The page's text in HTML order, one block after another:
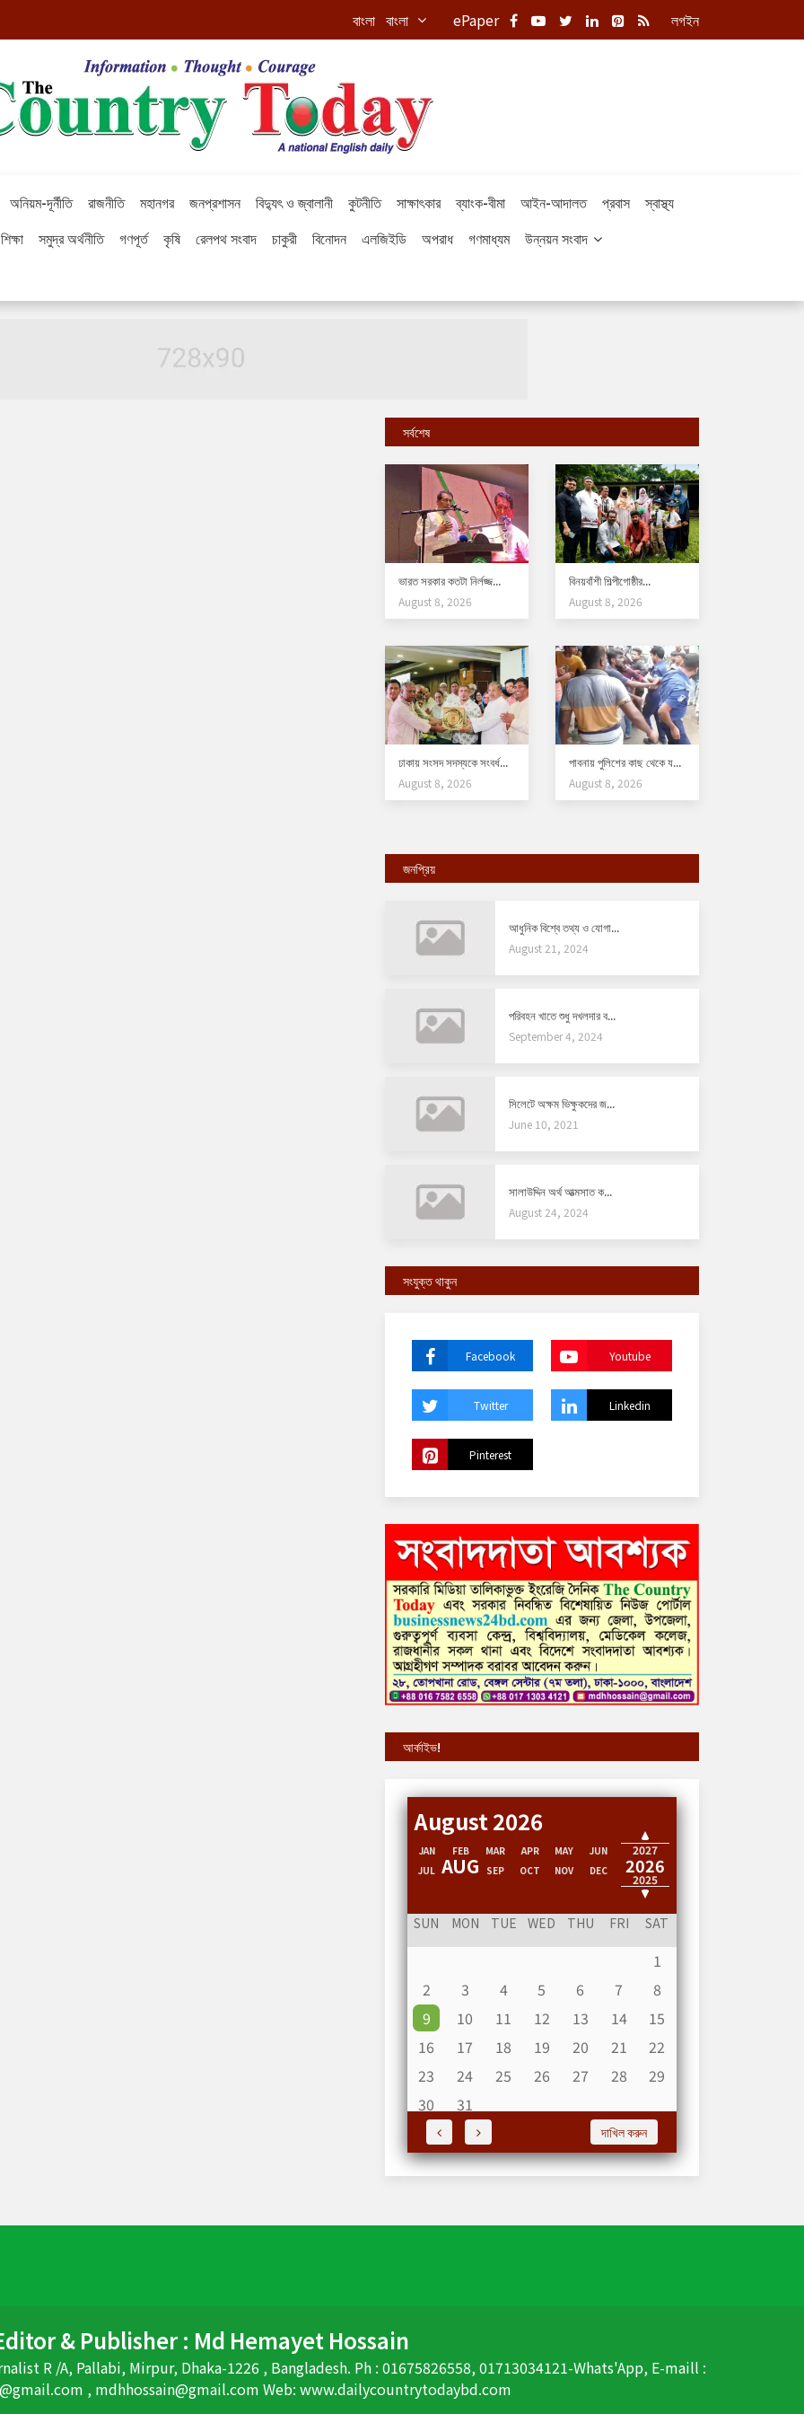
বাংলা বাংলা ePaper লগইন
অনিয়ম-দূর্নীতি রাজনীতি মহানগর জনপ্রশাসন বিদ্যুৎ ও জ্বালানী কুটনীতি সাক্ষাৎকার ব্যাংক-বীমা আইন-আদালত প্রবাস
স্বাস্থ্য
শিক্ষা সমুদ্র অর্থনীতি গণপূর্ত কৃষি রেলপথ সংবাদ চাকুরী বিনোদন এলজিইডি অপরাধ গণমাধ্যম
উন্নয়ন সংবাদ
সর্বশেষ
​ভারত সরকার কতটা নির্লজ্জ...
August 8, 2026
বিনয়বাঁশী শিল্পীগোষ্ঠীর...
August 8, 2026
ঢাকায় সংসদ সদস্যকে সংবর্ধ...
August 8, 2026
পাবনায় পুলিশের কাছ থেকে য...
August 8, 2026
জনপ্রিয়
আধুনিক বিশ্বে তথ্য ও যোগা...
August 21, 2024
পরিবহন খাতে শুধু দখলদার ব...
September 4, 2024
সিলেটে অক্ষম ভিক্ষুকদের জ...
June 10, 2021
সালাউদ্দিন অর্থ আত্মসাত ক...
August 24, 2024
সংযুক্ত থাকুন
Facebook Youtube
Twitter Linkedin
Pinterest
আর্কাইভ!
August 2026
2028
2027
2026
2025
2024
JAN FEB MAR APR MAY
JUN
JUL AUG SEP OCT NOV DEC
SUN MON TUE WED THU FRI SAT
1
2
3 4 5 6 7
8
9
10 11 12 13 14
15
16
17 18 19 20 21
22
23
24 25 26 27 28
29
30
31
দাখিল করুন
& Publisher : Md Hemayet Hossain
R /A, Pallabi, Mirpur, Dhaka-1226 , Bangladesh. Ph : 01675826558, 01713034121-Whats'App, E-maill :
, mdhhossain@gmail.com Web: www.dailycountrytodaybd.com